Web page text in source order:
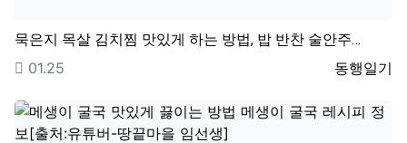
묵은지 목살 김치찜 맛있게 하는 방법, 밥 반찬 술안주…
등록자
동행일기
등록일
01.25